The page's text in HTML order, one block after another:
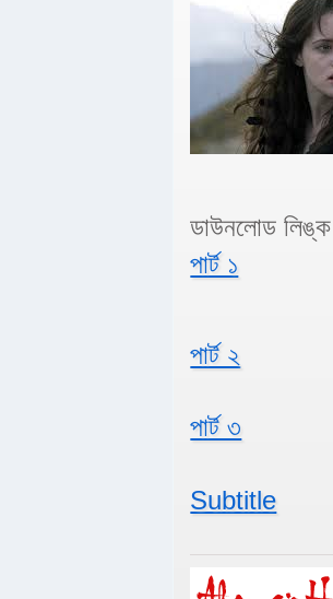
ডাউনলোড
পার্ট ১
পার্ট ২
পার্ট ৩
Subtitle